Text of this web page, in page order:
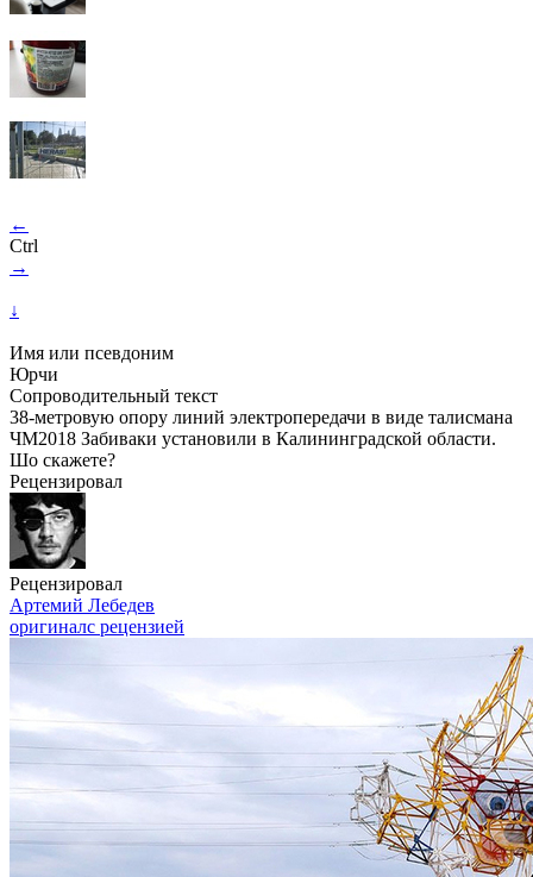
←
Ctrl
→
↓
Имя или псевдоним
Юрчи
Сопроводительный текст
38-метровую опору линий электропередачи в виде талисмана
ЧМ2018 Забиваки установили в Калининградской области.
Шо скажете?
Рецензировал
Рецензировал
Артемий Лебедев
оригиналс рецензией